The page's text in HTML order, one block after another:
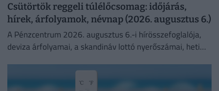
Csütörtök reggeli túlélőcsomag: időjárás,
hírek, árfolyamok, névnap (2026. augusztus 6.)
A Pénzcentrum 2026. augusztus 6.-i hírösszefoglalója,
deviza árfolyamai, a skandináv lottó nyerőszámai, heti